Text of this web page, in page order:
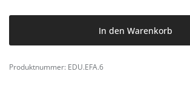
In den Warenkorb
Produktnummer: EDU.EFA.6